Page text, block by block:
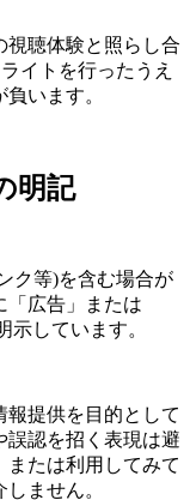
視聴体験と照らし合
イトを行ったうえ
います。
明記
ク等)を含む場合が
「広告」または
示しています。
提供を目的として
誤認を招く表現は避
または利用してみて
ません。